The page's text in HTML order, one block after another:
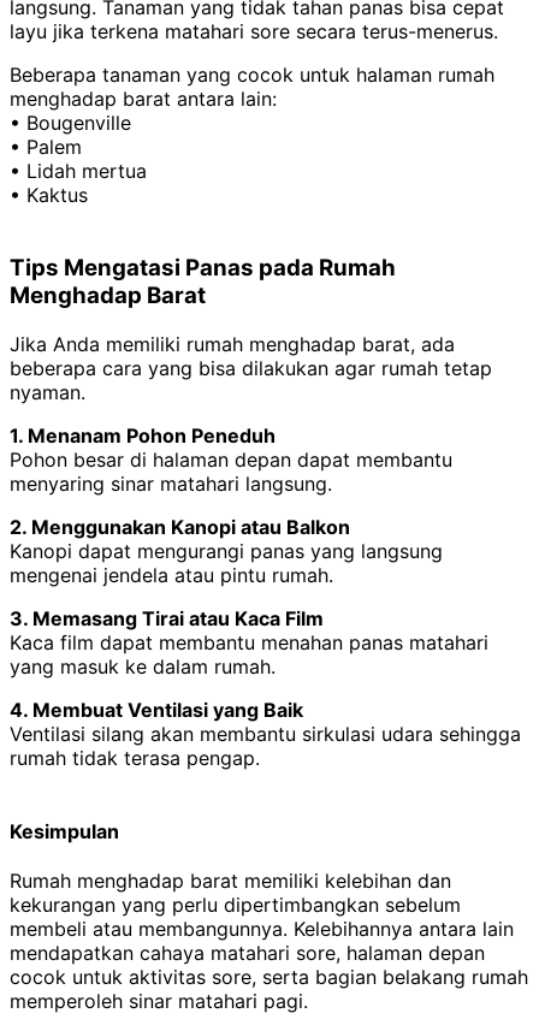
langsung. Tanaman yang tidak tahan panas bisa cepat
layu jika terkena matahari sore secara terus-menerus.
Beberapa tanaman yang cocok untuk halaman rumah
menghadap barat antara lain:
• Bougenville
• Palem
• Lidah mertua
• Kaktus
Tips Mengatasi Panas pada Rumah
Menghadap Barat
Jika Anda memiliki rumah menghadap barat, ada
beberapa cara yang bisa dilakukan agar rumah tetap
nyaman.
1. Menanam Pohon Peneduh
Pohon besar di halaman depan dapat membantu
menyaring sinar matahari langsung.
2. Menggunakan Kanopi atau Balkon
Kanopi dapat mengurangi panas yang langsung
mengenai jendela atau pintu rumah.
3. Memasang Tirai atau Kaca Film
Kaca film dapat membantu menahan panas matahari
yang masuk ke dalam rumah.
4. Membuat Ventilasi yang Baik
Ventilasi silang akan membantu sirkulasi udara sehingga
rumah tidak terasa pengap.
Kesimpulan
Rumah menghadap barat memiliki kelebihan dan
kekurangan yang perlu dipertimbangkan sebelum
membeli atau membangunnya. Kelebihannya antara lain
mendapatkan cahaya matahari sore, halaman depan
cocok untuk aktivitas sore, serta bagian belakang rumah
memperoleh sinar matahari pagi.